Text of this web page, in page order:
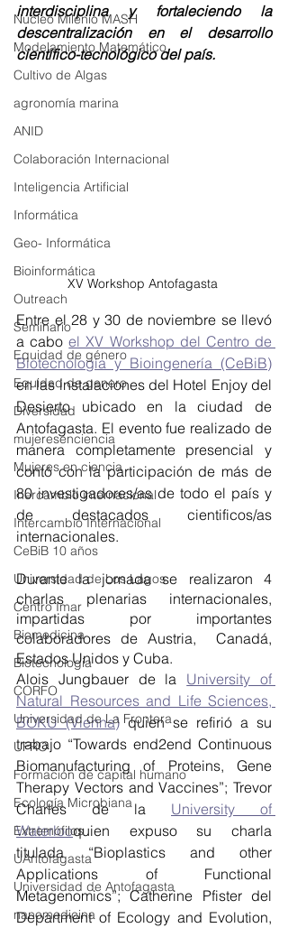
Núcleo Milenio MASH
Modelamiento Matemático
Cultivo de Algas
agronomía marina
ANID
Colaboración Internacional
Inteligencia Artificial
Informática
Geo- Informática
Bioinformática
Outreach
Seminario
Equidad de género
Equidad de genero
Diversidad
mujeresenciencia
Mujeres en ciencia
Inercambio internacional
Intercambio Internacional
CeBiB 10 años
Universidad de Los Lagos
Centro Imar
Biomedicina
Biotecnologia
CORFO
Universidad de La Frontera
UFRO
Formación de capital humano
Ecología Microbiana
Extremófilos
UAntofagasta
Universidad de Antofagasta
nanomedicina
interdisciplina y fortaleciendo la
descentralización en el desarrollo
científico-tecnológico del país.
XV Workshop Antofagasta
Entre el 28 y 30 de noviembre se llevó
a cabo el XV Workshop del Centro de
Biotecnología y Bioingenería (CeBiB)
en las instalaciones del Hotel Enjoy del
Desierto ubicado en la ciudad de
Antofagasta. El evento fue realizado de
manera completamente presencial y
contó con la participación de más de
80 investigadores/as de todo el país y
de destacados cientificos/as
internacionales.
Durante la jornada se realizaron 4
charlas plenarias internacionales,
impartidas por importantes
colaboradores de Austria,  Canadá,
Estados Unidos y Cuba.
Alois Jungbauer de la University of
Natural Resources and Life Sciences,
BOKU (Vienna) quien se refirió a su
trabajo “Towards end2end Continuous
Biomanufacturing of Proteins, Gene
Therapy Vectors and Vaccines”; Trevor
Charles de la University of
Waterlooquien expuso su charla
titulada “Bioplastics and other
Applications of Functional
Metagenomics”; Catherine Pfister del